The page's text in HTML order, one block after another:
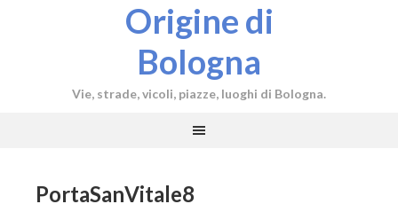
Origine di
Bologna
Vie, strade, vicoli, piazze, luoghi di Bologna.
PortaSanVitale8